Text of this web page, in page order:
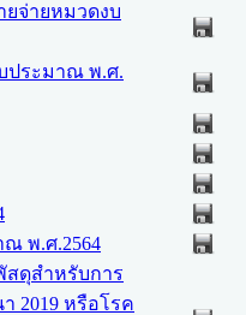
ยจ่ายหมวดงบ
ประมาณ พ.ศ.
พ.ศ.2564
สดุสำหรับการ
2019 หรือโรค